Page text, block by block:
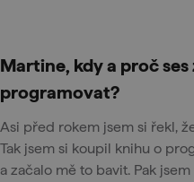
Martine, kdy a proč
programovat?
Asi před rokem jsem si řekl,
Tak jsem si koupil knihu o
a začalo mě to bavit. Pak